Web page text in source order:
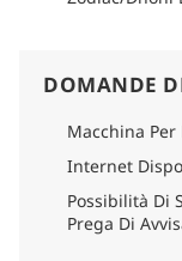
DOMANDE
Macchina Per
Internet
Possibilità Di
Prega Di